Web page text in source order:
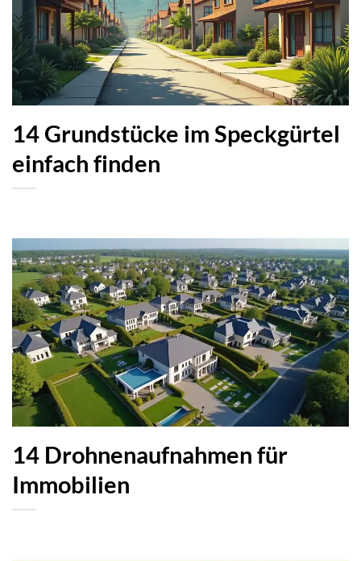
14 Grundstücke im Speckgürtel
einfach finden
14 Drohnenaufnahmen für
Immobilien